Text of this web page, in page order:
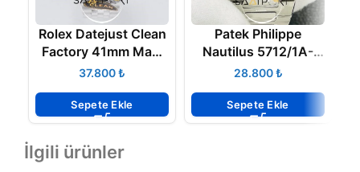
Rolex Datejust Clean
Factory 41mm Mavi
Kadran 904L Jubile
ETA
₺
Sepete Ekle
Patek Philippe
Nautilus 5712/1A-
001 V1₺
Sepete Ekle
İlgili ürünler